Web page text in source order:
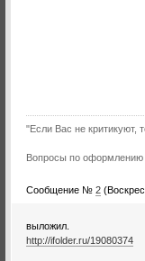
"Если Вас не критикуют,
Вопросы по оформлению
Сообщение № 2
выложил.
http://ifolder.ru/19080374